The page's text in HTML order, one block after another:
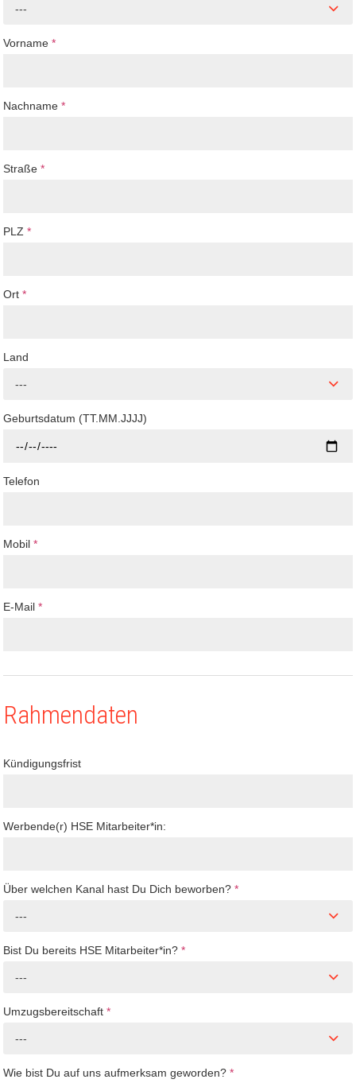
---
Vorname*
Nachname*
Straße*
PLZ*
Ort*
Land
---
Geburtsdatum (TT.MM.JJJJ)
Telefon
Mobil*
E-Mail*
Rahmendaten
Kündigungsfrist
Werbende(r) HSE Mitarbeiter*in:
Über welchen Kanal hast Du Dich beworben?*
---
Bist Du bereits HSE Mitarbeiter*in?*
---
Umzugsbereitschaft*
---
Wie bist Du auf uns aufmerksam geworden?*